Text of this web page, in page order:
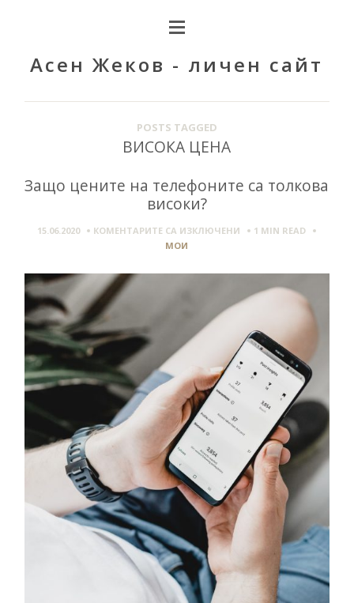
Асен Жеков - личен сайт
POSTS TAGGED
ВИСОКА ЦЕНА
Защо цените на телефоните са толкова
високи?
15.06.2020 КОМЕНТАРИТЕ СА ИЗКЛЮЧЕНИЗА
НА
ТЕЛЕФОНИТЕ
СА
ВИСОКИ?
1 MIN READ
МОИ